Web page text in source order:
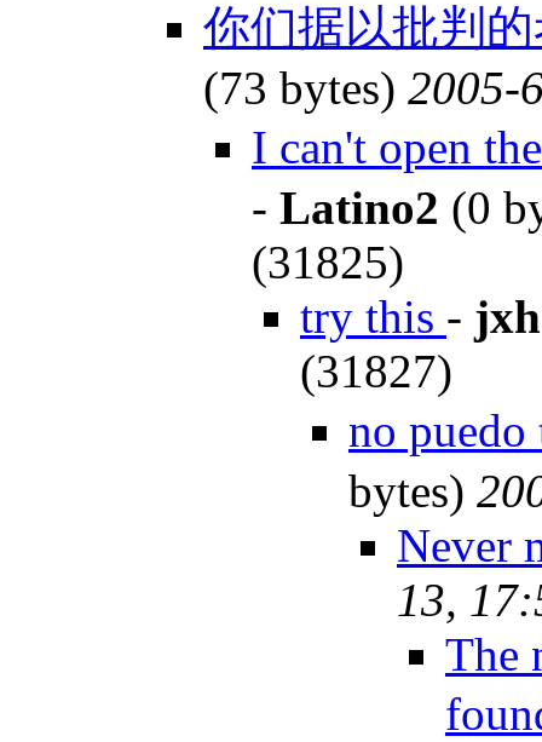
你们据以批判
(73 bytes) 2005-
I can't open
- Latino2 (0
(31825)
try this - jxh
(31827)
no
bytes)
Never
13,
The